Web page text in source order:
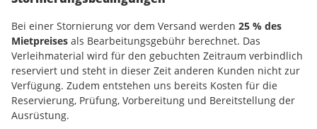
Bei einer Stornierung vor dem Versand werden 25 % des
Mietpreises als Bearbeitungsgebühr berechnet. Das
Verleihmaterial wird für den gebuchten Zeitraum verbindlich
reserviert und steht in dieser Zeit anderen Kunden nicht zur
Verfügung. Zudem entstehen uns bereits Kosten für die
Reservierung, Prüfung, Vorbereitung und Bereitstellung der
Ausrüstung.